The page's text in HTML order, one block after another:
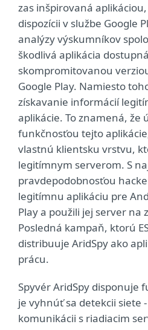
zas inšpirovaná
dispozícii v službe Google
analýzy výskumníkov
škodlivá aplikácia
skompromitovanou
Google Play. Namiesto
získavanie informácií
aplikácie. To znamená, že
funkčnosťou tejto
vlastnú klientsku vrstvu,
legitímnym serverom. S
pravdepodobnosťou
legitímnu aplikáciu pre
Play a použili jej server na
Posledná kampaň, ktorú
distribuuje AridSpy ako
prácu.
Spyvér AridSpy disponuje
je vyhnúť sa detekcii siete
komunikácii s riadiacim